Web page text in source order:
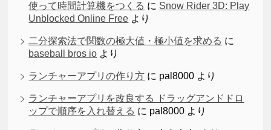
使って時間計算機をつくる に Snow Rider 3D: Play
Unblocked Online Free より
二分探索法で関数の極大値・極小値を求める に
baseball bros io より
ランチャーアプリの作り方 に pal8000 より
ランチャーアプリを改良する ドラッグアンドドロ
ップで順序を入れ替える に pal8000 より